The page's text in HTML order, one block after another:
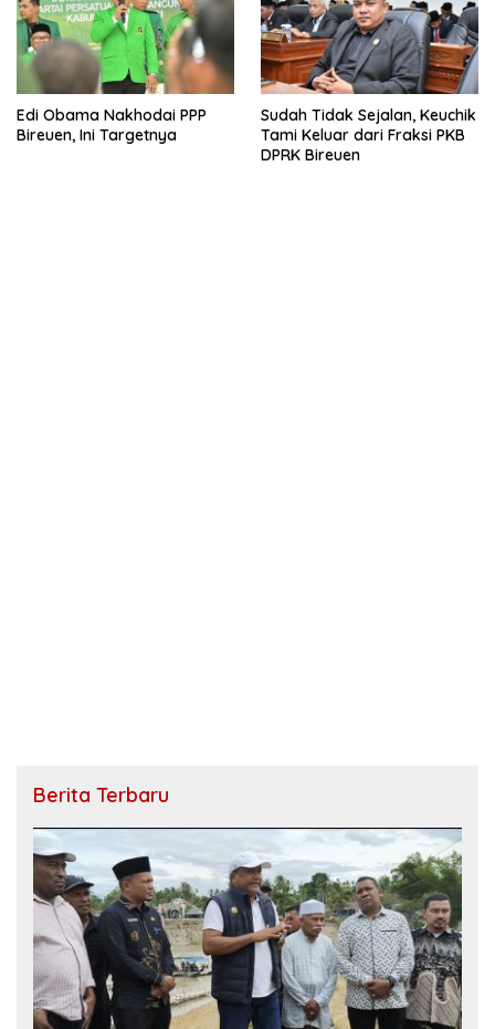
Edi Obama Nakhodai PPP
Bireuen, Ini Targetnya
Sudah Tidak Sejalan, Keuchik
Tami Keluar dari Fraksi PKB
DPRK Bireuen
Berita Terbaru